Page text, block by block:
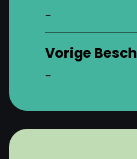
–
Vorige
–